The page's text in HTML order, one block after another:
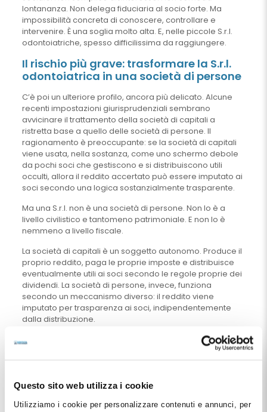
Questo sito web utilizza i cookie
Utilizziamo i cookie per personalizzare contenuti e annunci, per
lontananza. Non delega fiduciaria al socio forte. Ma
impossibilità concreta di conoscere, controllare e
intervenire. È una soglia molto alta. E, nelle piccole S.r.l.
odontoiatriche, spesso difficilissima da raggiungere.
Il rischio più grave: trasformare la S.r.l.
odontoiatrica in una società di persone
C’è poi un ulteriore profilo, ancora più delicato. Alcune
recenti impostazioni giurisprudenziali sembrano
avvicinare il trattamento della società di capitali a
ristretta base a quello delle società di persone. Il
ragionamento è preoccupante: se la società di capitali
viene usata, nella sostanza, come uno schermo debole
da pochi soci che gestiscono e si distribuiscono utili
occulti, allora il reddito accertato può essere imputato ai
soci secondo una logica sostanzialmente trasparente.
Ma una S.r.l. non è una società di persone. Non lo è a
livello civilistico e tantomeno patrimoniale. E non lo è
nemmeno a livello fiscale.
La società di capitali è un soggetto autonomo. Produce il
proprio reddito, paga le proprie imposte e distribuisce
eventualmente utili ai soci secondo le regole proprie dei
dividendi. La società di persone, invece, funziona
secondo un meccanismo diverso: il reddito viene
imputato per trasparenza ai soci, indipendentemente
dalla distribuzione.
Se si finisce per trattare una S.r.l. odontoiatrica a ristretta
base come se fosse una società di persone, si svuota di
tassato non su un dividendo effettivamente distribuito o
societario attribuito per presunzione.